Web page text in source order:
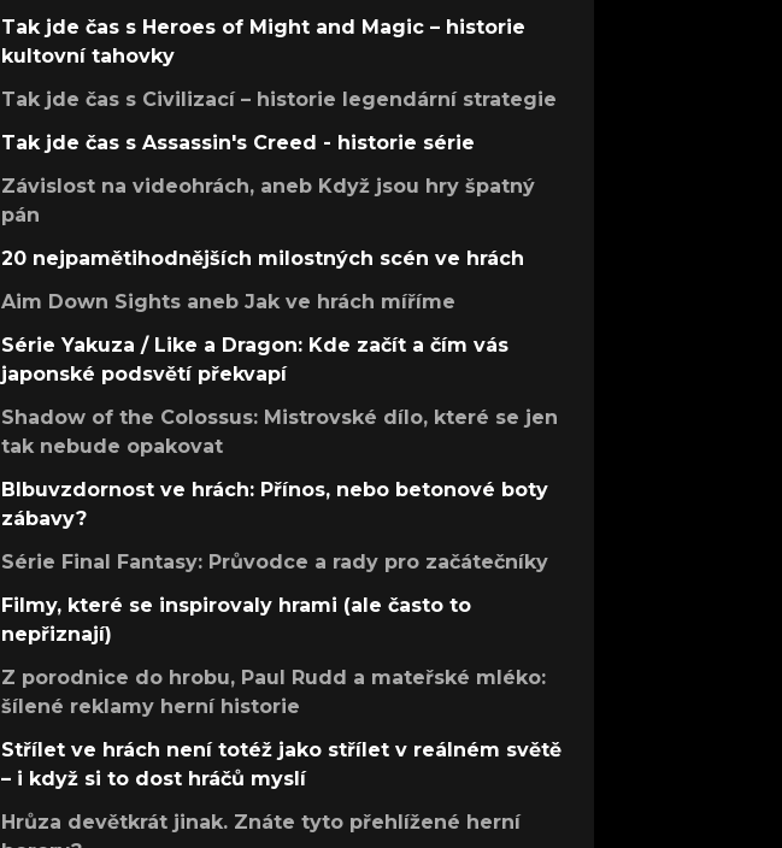
Tak jde čas s Heroes of Might and Magic – historie
kultovní tahovky
Tak jde čas s Civilizací – historie legendární strategie
Tak jde čas s Assassin's Creed - historie série
Závislost na videohrách, aneb Když jsou hry špatný
pán
20 nejpamětihodnějších milostných scén ve hrách
Aim Down Sights aneb Jak ve hrách míříme
Série Yakuza / Like a Dragon: Kde začít a čím vás
japonské podsvětí překvapí
Shadow of the Colossus: Mistrovské dílo, které se jen
tak nebude opakovat
Blbuvzdornost ve hrách: Přínos, nebo betonové boty
zábavy?
Série Final Fantasy: Průvodce a rady pro začátečníky
Filmy, které se inspirovaly hrami (ale často to
nepřiznají)
Z porodnice do hrobu, Paul Rudd a mateřské mléko:
šílené reklamy herní historie
Střílet ve hrách není totéž jako střílet v reálném světě
– i když si to dost hráčů myslí
Hrůza devětkrát jinak. Znáte tyto přehlížené herní